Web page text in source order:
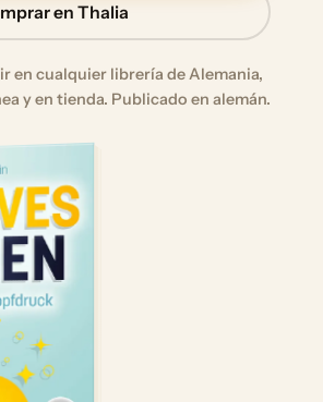
en Thalia
en cualquier librería de Alemania,
y en tienda. Publicado en alemán.